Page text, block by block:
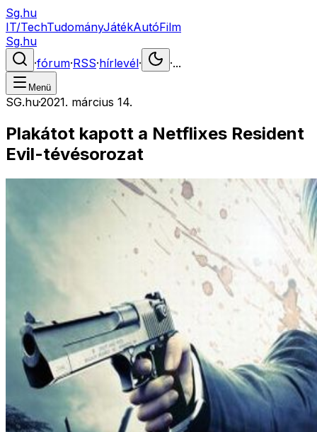
Sg.hu
IT/TechTudományJátékAutóFilm
Sg.hu
·fórum·RSS·hírlevél· ·...
Menü
SG.hu·2021. március 14.
Plakátot kapott a Netflixes Resident
Evil-tévésorozat